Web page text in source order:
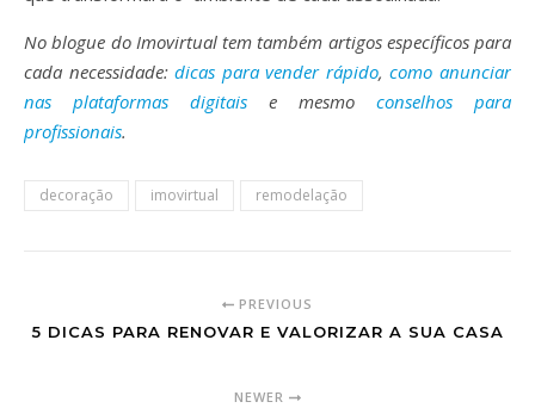
No blogue do Imovirtual tem também artigos específicos para
cada necessidade:dicas para vender rápido,como anunciar
nas plataformas digitais e mesmo conselhos para
profissionais.
decoração imovirtual remodelação
PREVIOUS
5 DICAS PARA RENOVAR E VALORIZAR A SUA CASA
NEWER